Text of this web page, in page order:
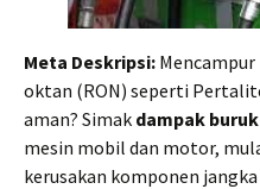
Meta Deskripsi: Mencampur
oktan (RON) seperti
aman? Simak dampak
mesin mobil dan motor,
kerusakan komponen